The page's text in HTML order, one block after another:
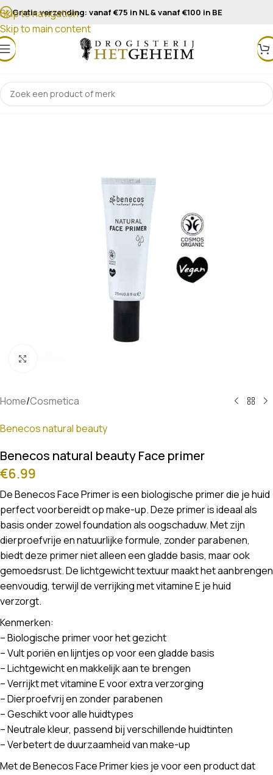
Skip to navigation
Skip to main content
Gratis verzending: vanaf €75 in NL & vanaf €100 in BE
Home/Cosmetica
Benecos natural beauty
Benecos natural beauty Face primer
€6.99
De Benecos Face Primer is een biologische primer die je huid
perfect voorbereidt op make-up. Deze primer is ideaal als
basis onder zowel foundation als oogschaduw. Met zijn
dierproefvrije en natuurlijke formule, zonder parabenen,
biedt deze primer niet alleen een gladde basis, maar ook
gemoedsrust. De lichtgewicht textuur maakt het aanbrengen
eenvoudig, terwijl de verrijking met vitamine E je huid
verzorgt.
Kenmerken:
– Biologische primer voor het gezicht
– Vult poriën en lijntjes op voor een gladde basis
– Lichtgewicht en makkelijk aan te brengen
– Verrijkt met vitamine E voor extra verzorging
– Dierproefvrij en zonder parabenen
– Geschikt voor alle huidtypes
– Neutrale kleur, passend bij verschillende huidtinten
– Verbetert de duurzaamheid van make-up
Met de Benecos Face Primer kies je voor een product dat